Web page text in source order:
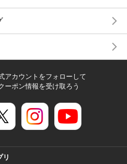
アカウントをフォローして
ーポン情報を受け取ろう
リ